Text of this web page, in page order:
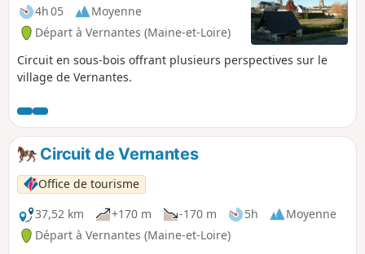
4h 05
Moyenne
Départ à Vernantes (Maine-et-Loire)
Circuit en sous-bois offrant plusieurs perspectives sur le
village de Vernantes.
Circuit de Vernantes
Office de tourisme
37,52 km
+170 m -170 m 5h
Moyenne
Départ à Vernantes (Maine-et-Loire)